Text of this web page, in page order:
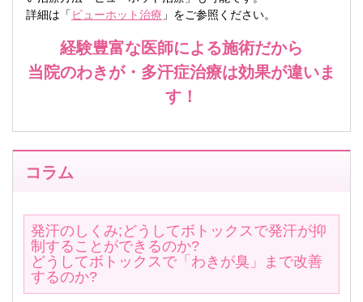
詳細は「 ビューホット治療 」をご参照ください。
経験豊富な医師による施術だから
当院のわきが・多汗症治療は効果が違いま
す！
コラム
発汗のしくみ;どうしてボトックスで発汗が抑
制することができるのか?
どうしてボトックスで「わきが臭」まで改善
するのか?